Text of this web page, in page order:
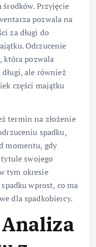
środków. Przyjęcie
pozwala na
za długi do
Odrzucenie
która pozwala
ale również
części majątku
termin na złożenie
spadku,
momentu, gdy
swojego
tym okresie
wprost, co ma
dla spadkobiercy.
Analiza